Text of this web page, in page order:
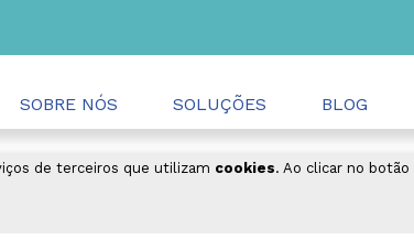
de terceiros que utilizam cookies. Ao clicar no botão
SOBRE NÓS SOLUÇÕES BLOG